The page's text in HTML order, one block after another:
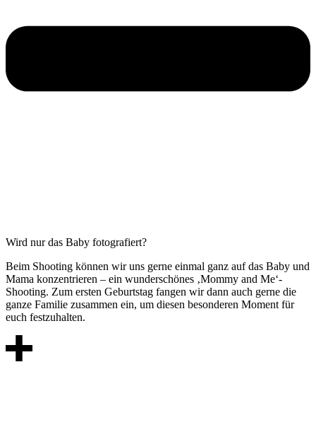
Wird nur das Baby fotografiert?
Beim Shooting können wir uns gerne einmal ganz auf das Baby und
Mama konzentrieren – ein wunderschönes ‚Mommy and Me‘-
Shooting. Zum ersten Geburtstag fangen wir dann auch gerne die
ganze Familie zusammen ein, um diesen besonderen Moment für
euch festzuhalten.